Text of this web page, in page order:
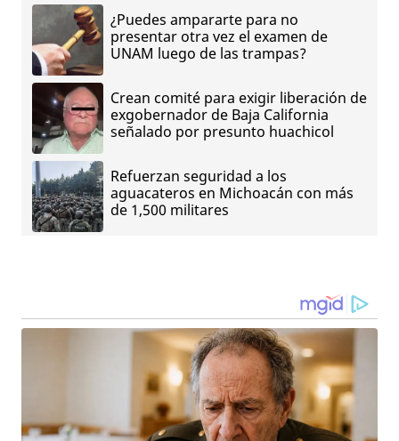
¿Puedes ampararte para no
presentar otra vez el examen de
UNAM luego de las trampas?
Crean comité para exigir liberación de
exgobernador de Baja California
señalado por presunto huachicol
Refuerzan seguridad a los
aguacateros en Michoacán con más
de 1,500 militares